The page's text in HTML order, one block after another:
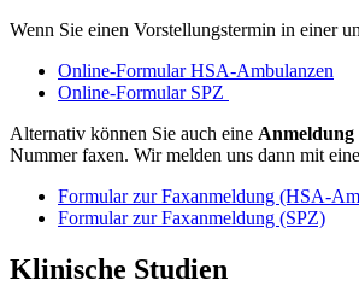
Wenn Sie einen Vorstellungstermin in einer
Online-Formular HSA-Ambulanzen
Online-Formular SPZ
Alternativ können Sie auch eine Anmeldung
Nummer faxen. Wir melden uns dann mit
Formular zur Faxanmeldung (HSA-
Formular zur Faxanmeldung (SPZ)
Klinische Studien